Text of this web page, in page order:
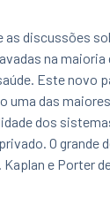
as discussões
na
Este novo
uma das
dos
O grande
Kaplan e Porter